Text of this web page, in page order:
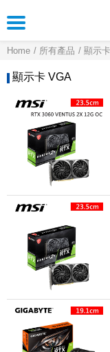
Home 所有產品 顯示
顯示卡 VGA